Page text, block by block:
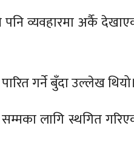
व्यवहारमा अर्कै
गर्ने बुँदा उल्लेख थियो।
लागि स्थगित